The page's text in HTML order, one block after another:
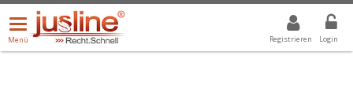
Registrieren Login
Menü
öffnen/schließen
Menü
ALLE DROPDOWN: GEWÄHLTER WERT IST ALLE